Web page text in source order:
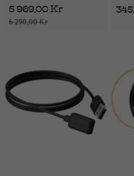
6 290,00 Kr
5 969,00 Kr